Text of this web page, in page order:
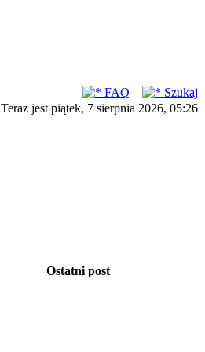
FAQ
Szukaj
Teraz jest piątek, 7 sierpnia 2026, 05:26
Ostatni post